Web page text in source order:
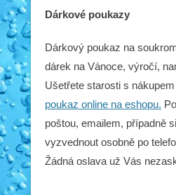
Dárkové poukazy
Dárkový poukaz na
dárek na Vánoce, výročí,
Ušetřete starosti s
poukaz online na eshopu.
poštou, emailem, případně
vyzvednout osobně po
Žádná oslava už Vás